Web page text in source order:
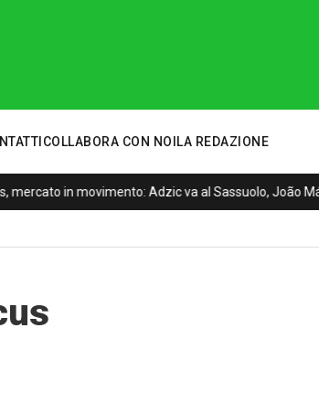
COLLABORA CON NOI LA REDAZIONE
mercato in movimento: Adzic va al Sassuolo, João